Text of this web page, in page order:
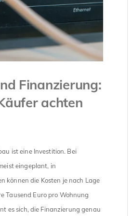
Finanzierung:
achten
ist eine Investition. Bei
eingeplant, in
können die Kosten je nach Lage
Tausend Euro pro Wohnung
es sich, die Finanzierung genau